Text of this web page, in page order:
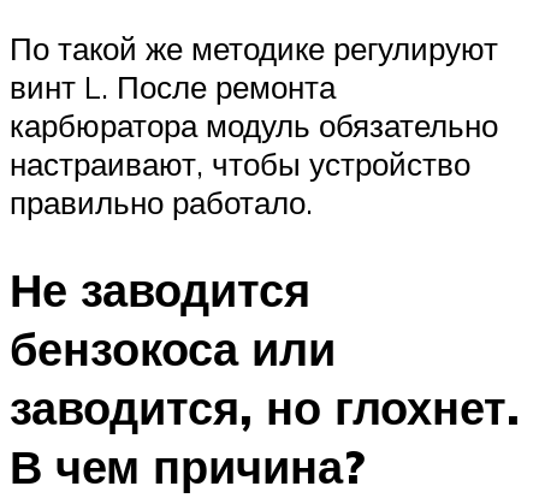
По такой же методике регулируют
винт L. После ремонта
карбюратора модуль обязательно
настраивают, чтобы устройство
правильно работало.
Не заводится
бензокоса или
заводится, но глохнет.
В чем причина?